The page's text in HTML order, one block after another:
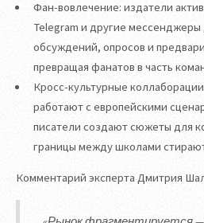
Фан-вовлечение: издатели
Telegram и другие
обсуждений, опросов и
превращая фанатов в часть
Кросс-культурные
работают с европейскими
писатели создают сюжеты для
границы между школами
Комментарий эксперта Дмитрия